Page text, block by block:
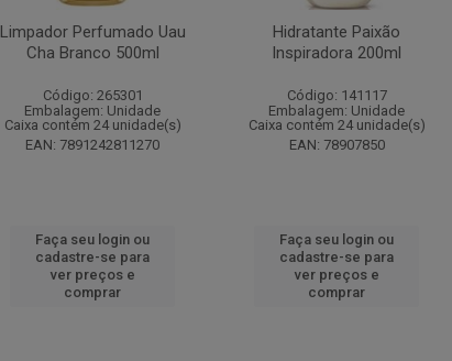
Limpador Perfumado Uau
Cha Branco 500ml
Código: 265301
Embalagem: Unidade
Caixa contém 24 unidade(s)
EAN: 7891242811270
Faça seu login ou
cadastre-se para
ver preços e
comprar
Hidratante Paixão
Inspiradora 200ml
Código: 141117
Embalagem: Unidade
Caixa contém 24 unidade(s)
EAN: 78907850
Faça seu login ou
cadastre-se para
ver preços e
comprar